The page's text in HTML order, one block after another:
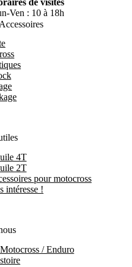
Ven : 10 à 18h
4T
2T
pour motocross
intéresse !
/ Enduro